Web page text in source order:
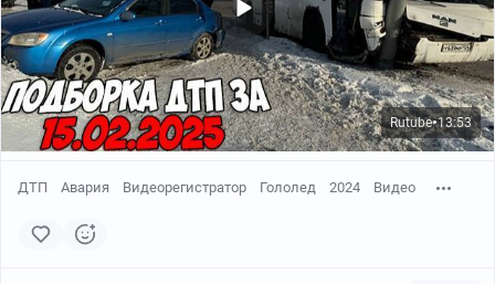
Rutube●13:53
ДТП Авария Видеорегистратор Гололед 2024 Видео